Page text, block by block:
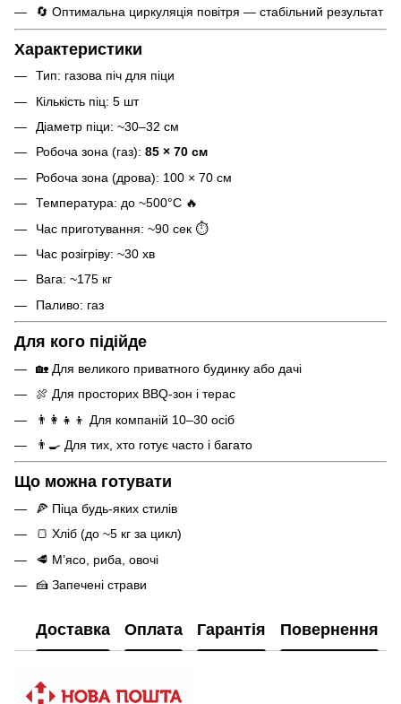
🔄 Оптимальна циркуляція повітря — стабільний результат
Характеристики
Тип: газова піч для піци
Кількість піц: 5 шт
Діаметр піци: ~30–32 см
Робоча зона (газ): 85 × 70 см
Робоча зона (дрова): 100 × 70 см
Температура: до ~500°C 🔥
Час приготування: ~90 сек ⏱️
Час розігріву: ~30 хв
Вага: ~175 кг
Паливо: газ
Для кого підійде
🏡 Для великого приватного будинку або дачі
🍖 Для просторих BBQ-зон і терас
👨‍👩‍👧‍👦 Для компаній 10–30 осіб
👨‍🍳 Для тих, хто готує часто і багато
Що можна готувати
🍕 Піца будь-яких стилів
🍞 Хліб (до ~5 кг за цикл)
🥩 М’ясо, риба, овочі
🍰 Запечені страви
Доставка Оплата Гарантія Повернення